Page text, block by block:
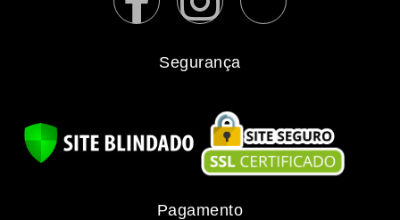
Segurança
Pagamento